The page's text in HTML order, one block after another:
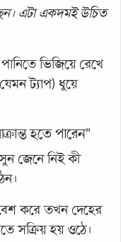
এটা একদমই উচিত
ভিজিয়ে রেখে
ট্যাপ) ধুয়ে
হতে পারেন"
জেনে নিই কী
করে তখন দেহের
সক্রিয় হয় ওঠে।